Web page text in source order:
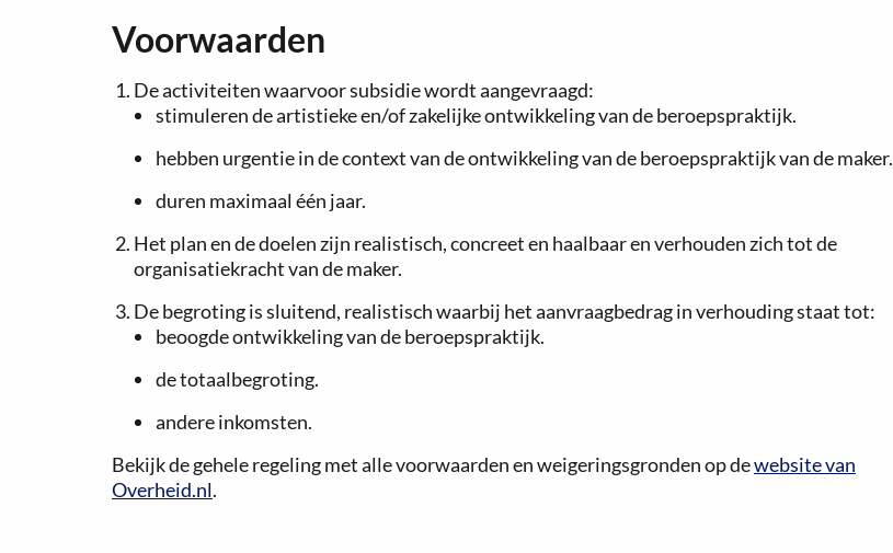
Voorwaarden
De activiteiten waarvoor subsidie wordt aangevraagd:
stimuleren de artistieke en/of zakelijke ontwikkeling van de beroepspraktijk.
hebben urgentie in de context van de ontwikkeling van de beroepspraktijk van de maker.
duren maximaal één jaar.
Het plan en de doelen zijn realistisch, concreet en haalbaar en verhouden zich tot de
organisatiekracht van de maker.
De begroting is sluitend, realistisch waarbij het aanvraagbedrag in verhouding staat tot:
beoogde ontwikkeling van de beroepspraktijk.
de totaalbegroting.
andere inkomsten.
Bekijk de gehele regeling met alle voorwaarden en weigeringsgronden op dewebsite van
Overheid.nl.